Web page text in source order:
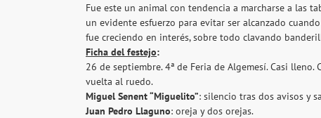
Fue este un animal con tendencia a marcharse a las
un evidente esfuerzo para evitar ser alcanzado
fue creciendo en interés, sobre todo clavando
Ficha del festejo:
26 de septiembre. 4ª de Feria de Algemesí. Casi lleno.
vuelta al ruedo.
Miguel Senent “Miguelito”: silencio tras dos avisos y
Juan Pedro Llaguno: oreja y dos orejas.